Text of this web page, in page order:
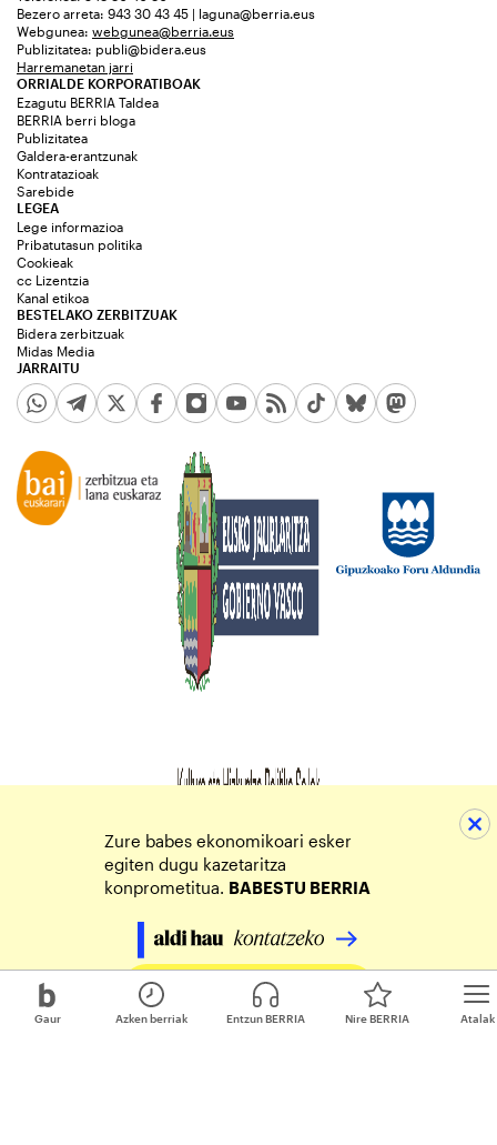
Gaur Atalak
Azken berriak Entzun BERRIA Nire BERRIA
Bezero arreta: 943 30 43 45 | laguna@berria.eus
Webgunea: webgunea@berria.eus
Publizitatea: publi@bidera.eus
Harremanetan jarri
ORRIALDE KORPORATIBOAK
Ezagutu BERRIA Taldea
BERRIA berri bloga
Publizitatea
Galdera-erantzunak
Kontratazioak
Sarebide
JARRAITU
LEGEA
Lege informazioa
Pribatutasun politika
Cookieak
cc Lizentzia
Kanal etikoa
BESTELAKO ZERBITZUAK
Bidera zerbitzuak
Midas Media
Zure babes ekonomikoari esker
egiten dugu kazetaritza
konprometitua. BABESTU BERRIA
Egin zure ekarpena